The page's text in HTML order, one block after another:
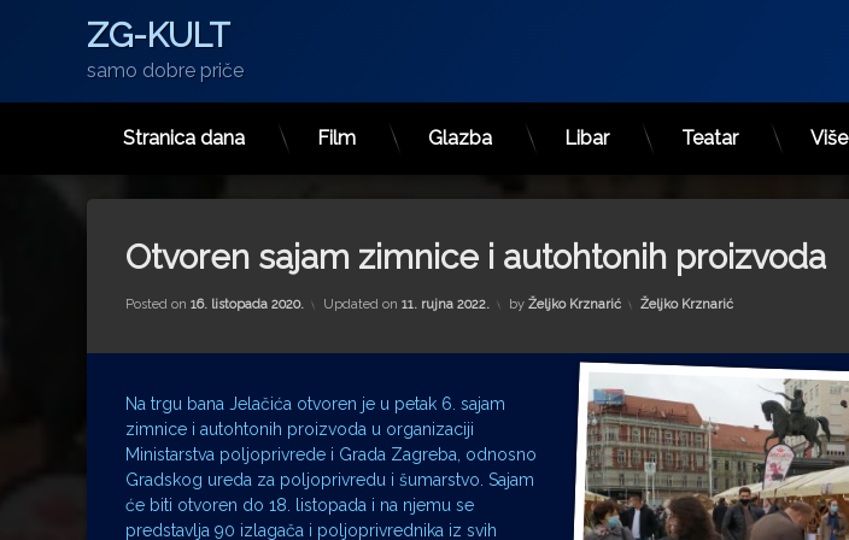
Preskoči
ZG-KULT
samo dobre priče
Stranica dana Film Glazba Libar Teatar Više
Otvoren sajam zimnice i autohtonih proizvoda
Posted on 16. listopada 2020. Updated on 11. rujna 2022. by Željko Krznarić Kategorije:
Željko Krznarić
Na trgu bana Jelačića otvoren je u petak 6. sajam
zimnice i autohtonih proizvoda u organizaciji
Ministarstva poljoprivrede i Grada Zagreba, odnosno
Gradskog ureda za poljoprivredu i šumarstvo. Sajam
će biti otvoren do 18. listopada i na njemu se
predstavlja 90 izlagača i poljoprivrednika iz svih